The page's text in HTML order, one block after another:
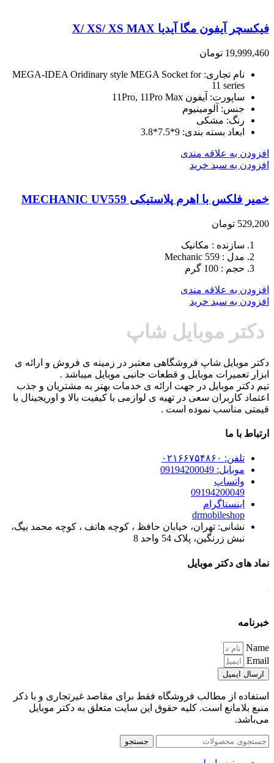
فیکسچر آیفون مگا آیدیا X/ XS/ XS MAX
19,999,460 تومان
نام تجاری: MEGA-IDEA
Oridinary style MEGA Socket for
11 series
ساپورت: آیفون 11Pro, 11Pro Max
جنس: آلومینیوم
رنگ: مشکی
ابعاد بسته بندی: 9*7.5*3.8
افزودن به علاقه مندی
افزودن به سبد خرید
خمیر فلکس با اهرم پلاستیکی MECHANIC UV559
529,200 تومان
سازنده : مکانیک
مدل : Mechanic 559
حجم : 100 گرم
افزودن به علاقه مندی
افزودن به سبد خرید
دکتر موبایل شاپ
دکتر موبایل شاپ فروشگاهی معتبر در زمینه ی فروش و ارائه ی
ابزار تعمیرات موبایل و قطعات جانبی موبایل میباشد .
تیم دکتر موبایل در جهت ارائه ی خدمات بهتر به مشتریان و جذب
اعتماد کاربران سعی در تهیه ی لوازمی با کیفیت بالا و اوریجینال با
قیمتی مناسب نموده است .
ارتباط با ما
تلفن: ۰۲۱۶۶۷۵۴۸۶۰
موبایل: 09194200049
واتساپ
09194200049
اینستاگرام
drmobileshop
نشانی: تهران، خیابان حافظ ، کوچه هاتف ، کوچه محمد بیگ،
نبش زرنگین، پلاک 54 واحد 8
نماد های دکتر موبایل
خبرنامه
Name
Email
ارسال ایمیل
استفاده از مطالب فروشگاه فقط برای مقاصد غیرتجاری و با ذکر
منبع بلامانع است. کلیه حقوق این سایت متعلق به دکتر موبایل
می‌باشد.
جستجو